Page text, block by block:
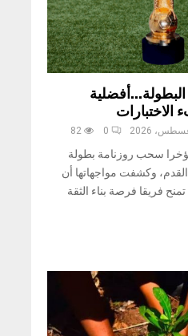
الاختبارات
0
82
سحب روزنامة بطولة
وكشفت مواجهاتها أن
فريقا فرصة بناء الثقة